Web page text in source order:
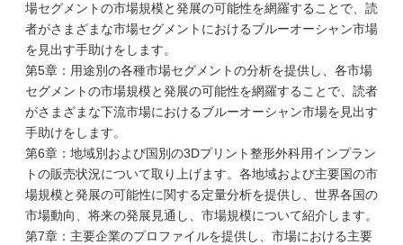
場セグメントの市場規模と発展の可能性を網羅することで、読
者がさまざまな市場セグメントにおけるブルーオーシャン市場
を見出す手助けをします。
第5章：用途別の各種市場セグメントの分析を提供し、各市場
セグメントの市場規模と発展の可能性を網羅することで、読者
がさまざまな下流市場におけるブルーオーシャン市場を見出す
手助けをします。
第6章：地域別および国別の3Dプリント整形外科用インプラン
トの販売状況について取り上げます。各地域および主要国の市
場規模と発展の可能性に関する定量分析を提供し、世界各国の
市場動向、将来の発展見通し、市場規模について紹介します。
第7章：主要企業のプロファイルを提供し、市場における主要